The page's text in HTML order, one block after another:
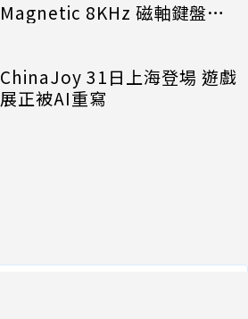
Magnetic 8KHz 磁軸鍵盤效
ChinaJoy 31日上海登場 遊戲
展正被AI重寫